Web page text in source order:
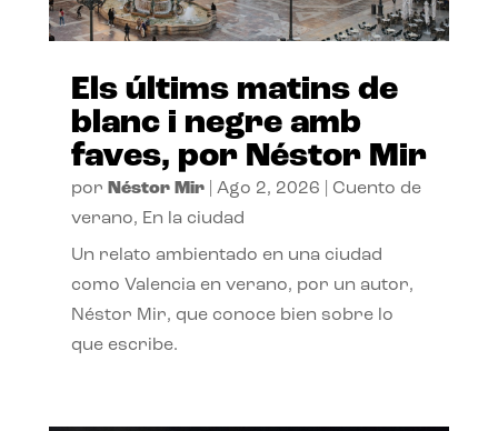
Els últims matins de
blanc i negre amb
faves, por Néstor Mir
por Néstor Mir| Ago 2, 2026
Cuento de
verano, En la ciudad
Un relato ambientado en una ciudad
como Valencia en verano, por un autor,
Néstor Mir, que conoce bien sobre lo
que escribe.